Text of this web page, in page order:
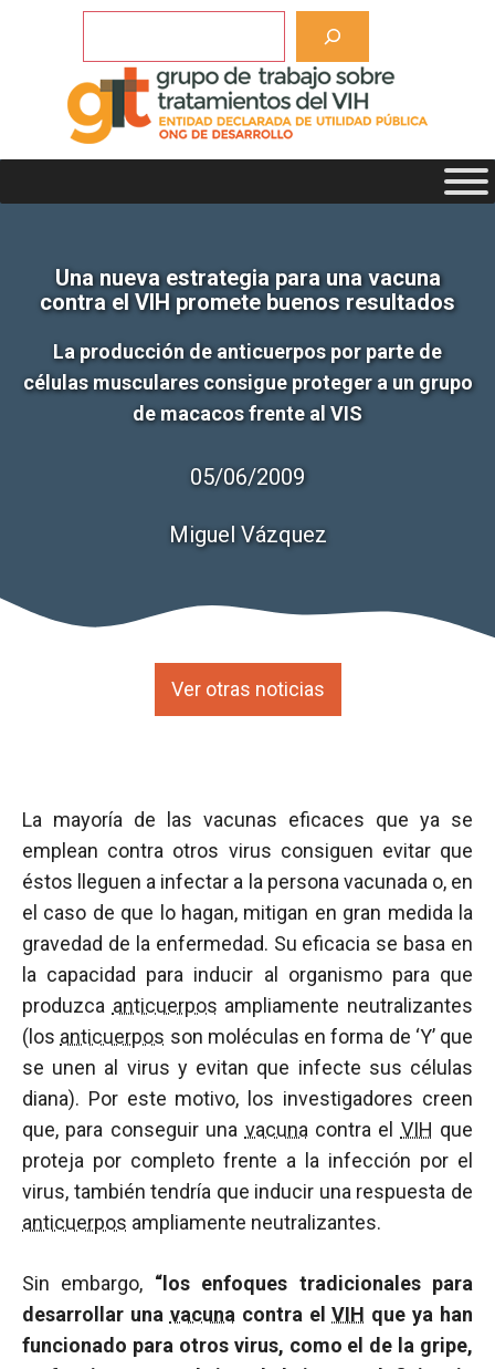
Una nueva estrategia para una vacuna
contra el VIH promete buenos resultados
La producción de anticuerpos por parte de
células musculares consigue proteger a un grupo
de macacos frente al VIS
05/06/2009
Miguel Vázquez
Ver otras noticias
La mayoría de las vacunas eficaces que ya se
emplean contra otros virus consiguen evitar que
éstos lleguen a infectar a la persona vacunada o, en
el caso de que lo hagan, mitigan en gran medida la
gravedad de la enfermedad. Su eficacia se basa en
la capacidad para inducir al organismo para que
produzca anticuerpos ampliamente neutralizantes
(los anticuerpos son moléculas en forma de ‘Y’ que
se unen al virus y evitan que infecte sus células
diana). Por este motivo, los investigadores creen
que, para conseguir una vacuna contra el VIH que
proteja por completo frente a la infección por el
virus, también tendría que inducir una respuesta de
anticuerpos ampliamente neutralizantes.
Sin embargo, “los enfoques tradicionales para
desarrollar una vacuna contra elVIH que ya han
funcionado para otros virus, como el de la gripe,